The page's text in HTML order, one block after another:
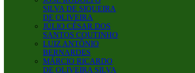
SILVA DE SIQUEIRA
DE OLIVEIRA
JÚLIO CÉSAR DOS
SANTOS COUTINHO
LUIZ ANTÔNIO
BERNARDES
MÁRCIO RICARDO
DE OLIVEIRA SILVA